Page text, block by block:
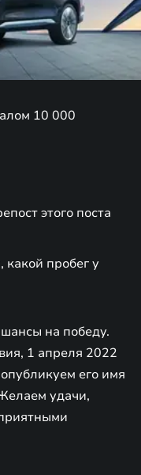
10 000
этого поста
какой пробег у
на победу.
1 апреля 2022
его имя
удачи,